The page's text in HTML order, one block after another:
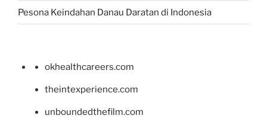
Pesona Keindahan Danau Daratan di Indonesia
okhealthcareers.com
theintexperience.com
unboundedthefilm.com